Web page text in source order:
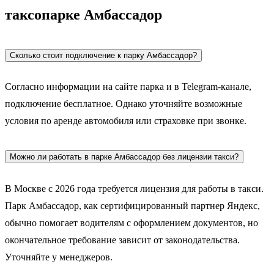
таксопарке Амбассадор
Сколько стоит подключение к парку Амбассадор?
Согласно информации на сайте парка и в Telegram-канале,
подключение бесплатное. Однако уточняйте возможные
условия по аренде автомобиля или страховке при звонке.
Можно ли работать в парке Амбассадор без лицензии такси?
В Москве с 2026 года требуется лицензия для работы в такси.
Парк Амбассадор, как сертифицированный партнер Яндекс,
обычно помогает водителям с оформлением документов, но
окончательное требование зависит от законодательства.
Уточняйте у менеджеров.